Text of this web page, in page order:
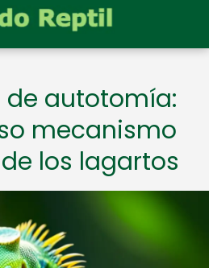
de autotomía:
mecanismo
los lagartos